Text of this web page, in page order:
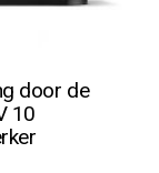
door de
10